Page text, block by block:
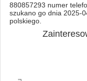
880857293 numer
szukano go dnia 2025-
polskiego.